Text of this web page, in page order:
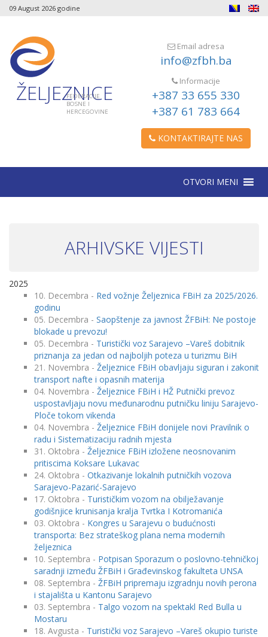
09 August 2026 godine
ŽELJEZNICE
FEDERACIJE
BOSNE I
HERCEGOVINE
Email adresa
info@zfbh.ba
Informacije
+387 33 655 330
+387 61 783 664
KONTAKTIRAJTE NAS
OTVORI MENI
ARHIVSKE VIJESTI
2025
10. Decembra - Red vožnje Željeznica FBiH za 2025/2026.
godinu
05. Decembra - Saopštenje za javnost ŽFBiH: Ne postoje
blokade u prevozu!
05. Decembra - Turistički voz Sarajevo –Vareš dobitnik
priznanja za jedan od najboljih poteza u turizmu BiH
21. Novembra - Željeznice FBiH obavljaju siguran i zakonit
transport nafte i opasnih materija
04. Novembra - Željeznice FBiH i HŽ Putnički prevoz
uspostavljaju novu međunarodnu putničku liniju Sarajevo-
Ploče tokom vikenda
04. Novembra - Željeznice FBiH donijele novi Pravilnik o
radu i Sistematizaciju radnih mjesta
31. Oktobra - Željeznice FBiH izložene neosnovanim
pritiscima Koksare Lukavac
24. Oktobra - Otkazivanje lokalnih putničkih vozova
Sarajevo-Pazarić-Sarajevo
17. Oktobra - Turističkim vozom na obilježavanje
godišnjice krunisanja kralja Tvrtka I Kotromanića
03. Oktobra - Kongres u Sarajevu o budućnosti
transporta: Bez strateškog plana nema modernih
željeznica
10. Septembra - Potpisan Sporazum o poslovno-tehničkoj
saradnji između ŽFBiH i Građevinskog fakulteta UNSA
08. Septembra - ŽFBiH pripremaju izgradnju novih perona
i stajališta u Kantonu Sarajevo
03. Septembra - Talgo vozom na spektakl Red Bulla u
Mostaru
18. Avgusta - Turistički voz Sarajevo –Vareš okupio turiste